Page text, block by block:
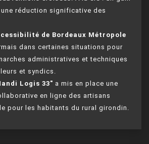
une réduction significative des
de Bordeaux Métropole
dans certaines situations pour
administratives et techniques
et syndics.
Logis 33" a mis en place une
en ligne des artisans
pour les habitants du rural girondin.